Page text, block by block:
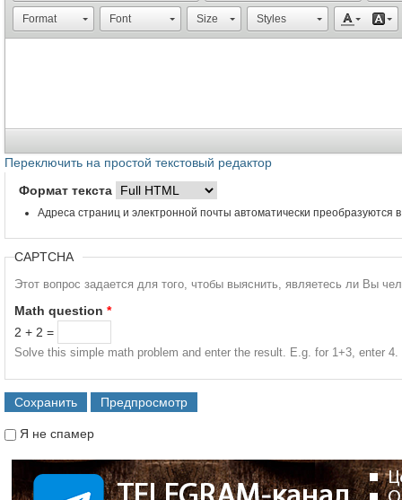
Format Font Size Styles
Переключить на простой текстовый редактор
Формат текста
Адреса страниц и электронной почты автоматически преобразуются
CAPTCHA
Этот вопрос задается для того, чтобы выяснить, являетесь ли Вы
Math question *
2 + 2 =
Solve this simple math problem and enter the result. E.g. for 1+3, enter 4.
Я не спамер